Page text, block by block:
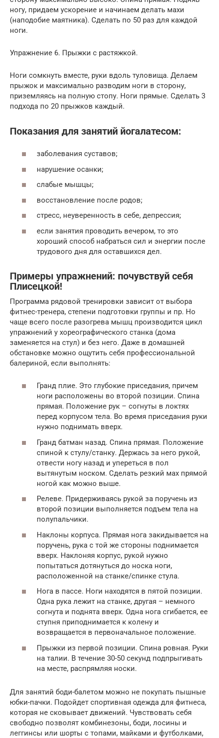
ногу, придаем ускорение и начинаем делать махи
(наподобие маятника). Сделать по 50 раз для каждой
ноги.
Упражнение 6. Прыжки с растяжкой.
Ноги сомкнуть вместе, руки вдоль туловища. Делаем
прыжок и максимально разводим ноги в сторону,
приземляясь на полную стопу. Ноги прямые. Сделать 3
подхода по 20 прыжков каждый.
Показания для занятий йогалатесом:
заболевания суставов;
нарушение осанки;
слабые мышцы;
восстановление после родов;
стресс, неуверенность в себе, депрессия;
если занятия проводить вечером, то это
хороший способ набраться сил и энергии после
трудового дня для оставшихся дел.
Примеры упражнений: почувствуй себя
Плисецкой!
Программа рядовой тренировки зависит от выбора
фитнес-тренера, степени подготовки группы и пр. Но
чаще всего после разогрева мышц производится цикл
упражнений у хореографического станка (дома
заменяется на стул) и без него. Даже в домашней
обстановке можно ощутить себя профессиональной
балериной, если выполнять:
Гранд плие. Это глубокие приседания, причем
ноги расположены во второй позиции. Спина
прямая. Положение рук – согнуты в локтях
перед корпусом тела. Во время приседания руки
нужно поднимать вверх.
Гранд батман назад. Спина прямая. Положение
спиной к стулу/станку. Держась за него рукой,
отвести ногу назад и упереться в пол
вытянутым носком. Сделать резкий мах прямой
ногой как можно выше.
Релеве. Придерживаясь рукой за поручень из
второй позиции выполняется подъем тела на
полупальчики.
Наклоны корпуса. Прямая нога закидывается на
поручень, рука с той же стороны поднимается
вверх. Наклоняя корпус, рукой нужно
попытаться дотянуться до носка ноги,
расположенной на станке/спинке стула.
Нога в пассе. Ноги находятся в пятой позиции.
Одна рука лежит на станке, другая – немного
согнута и поднята вверх. Одна нога сгибается, ее
ступня приподнимается к колену и
возвращается в первоначальное положение.
Прыжки из первой позиции. Спина ровная. Руки
на талии. В течение 30-50 секунд подпрыгивать
на месте, распрямляя носки.
Для занятий боди-балетом можно не покупать пышные
юбки-пачки. Подойдет спортивная одежда для фитнеса,
которая не сковывает движений. Чувствовать себя
свободно позволят комбинезоны, боди, лосины и
леггинсы или шорты с топами, майками и футболками,